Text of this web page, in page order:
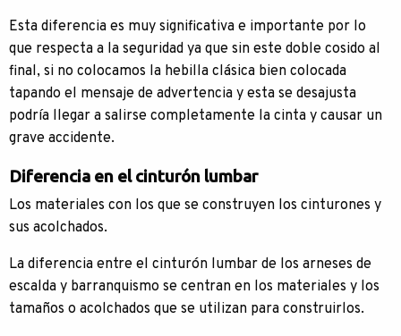
Esta diferencia es muy significativa e importante por lo
que respecta a la seguridad ya que sin este doble cosido al
final, si no colocamos la hebilla clásica bien colocada
tapando el mensaje de advertencia y esta se desajusta
podría llegar a salirse completamente la cinta y causar un
grave accidente.
Diferencia en el cinturón lumbar
Los materiales con los que se construyen los cinturones y
sus acolchados.
La diferencia entre el cinturón lumbar de los arneses de
escalda y barranquismo se centran en los materiales y los
tamaños o acolchados que se utilizan para construirlos.